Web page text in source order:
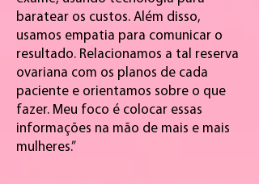
baratear os custos. Além disso,
usamos empatia para comunicar o
resultado. Relacionamos a tal reserva
ovariana com os planos de cada
paciente e orientamos sobre o que
fazer. Meu foco é colocar essas
informações na mão de mais e mais
mulheres.”